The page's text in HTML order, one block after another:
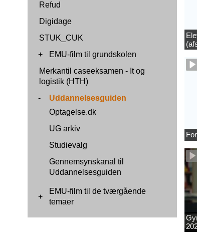
Refud
Digidage
STUK_CUK
+
EMU-film til grundskolen
Merkantil caseeksamen - It og
logistik (HTH)
-
Uddannelsesguiden
Optagelse.dk
UG arkiv
Studievalg
Gennemsynskanal til
Uddannelsesguiden
+
EMU-film til de tværgående
temaer